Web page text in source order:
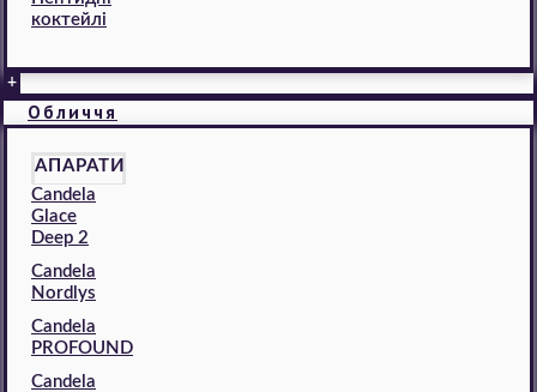
коктейлі
+
Обличчя
АПАРАТИ
Candela
Glace
Deep 2
Candela
Nordlys
Candela
PROFOUND
Candela